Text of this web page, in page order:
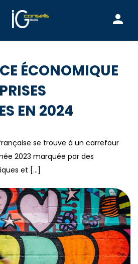
ÉCONOMIQUE
EN 2024
se trouve à un carrefour
2023 marquée par des
et […]